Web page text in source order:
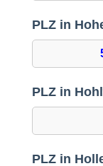
PLZ in
PLZ in
PLZ in